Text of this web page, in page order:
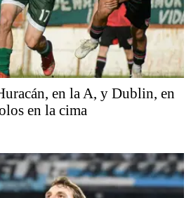
en la A, y Dublin, en
en la cima